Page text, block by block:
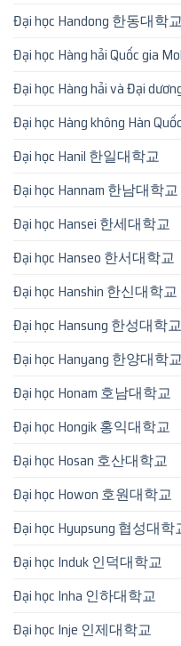
Đại học Handong 한동대학교
Đại học Hàng hải Quốc gia
Đại học Hàng hải và Đại
Đại học Hàng không Hàn
Đại học Hanil 한일대학교
Đại học Hannam 한남대학교
Đại học Hansei 한세대학교
Đại học Hanseo 한서대학교
Đại học Hanshin 한신대학교
Đại học Hansung 한성대학교
Đại học Hanyang 한양대학교
Đại học Honam 호남대학교
Đại học Hongik 홍익대학교
Đại học Hosan 호산대학교
Đại học Howon 호원대학교
Đại học Hyupsung 협성대학
Đại học Induk 인덕대학교
Đại học Inha 인하대학교
Đại học Inje 인제대학교